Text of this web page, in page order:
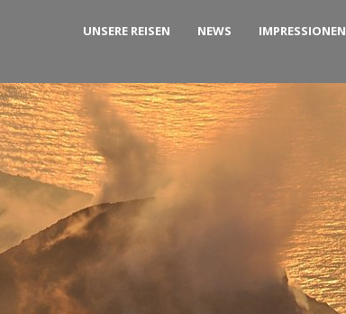
UNSERE REISEN NEWS IMPRESSIONEN